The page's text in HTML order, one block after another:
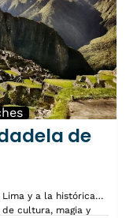
de
y a la histórica
cultura, magia y